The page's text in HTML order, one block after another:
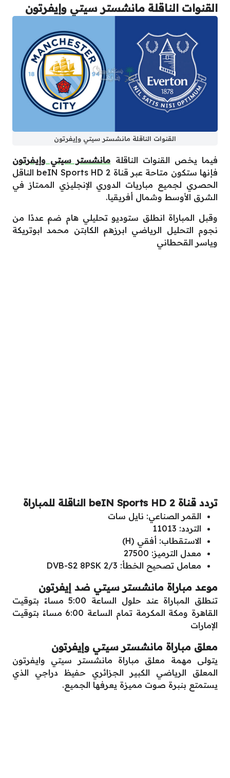
القنوات الناقلة مانشستر سيتي وإيفرتون
القنوات الناقلة مانشستر سيتي وإيفرتون
فيما يخص القنوات الناقلة مانشستر سيتي وإيفرتون
فإنها ستكون متاحة عبر قناة beIN Sports HD 2 الناقل
الحصري لجميع مباريات الدوري الإنجليزي الممتاز في
الشرق الأوسط وشمال أفريقيا.
وقبل المباراة انطلق ستوديو تحليلي هام ضم عددًا من
نجوم التحليل الرياضي ابرزهم الكابتن محمد ابوتريكة
وياسر القحطاني
تردد قناة beIN Sports HD 2 الناقلة للمباراة
القمر الصناعي: نايل سات
التردد: 11013
الاستقطاب: أفقي (H)
معدل الترميز: 27500
معامل تصحيح الخطأ: DVB-S2 8PSK 2/3
موعد مباراة مانشستر سيتي ضد إيفرتون
تنطلق المباراة عند حلول الساعة 5:00 مساءً بتوقيت
القاهرة ومكة المكرمة تمام الساعة 6:00 مساءً بتوقيت
الإمارات
معلق مباراة مانشستر سيتي وإيفرتون
يتولى مهمة معلق مباراة مانشستر سيتي وايفرتون
المعلق الرياضي الكبير الجزائري حفيظ دراجي الذي
يستمتع بنبرة صوت مميزة يعرفها الجميع.